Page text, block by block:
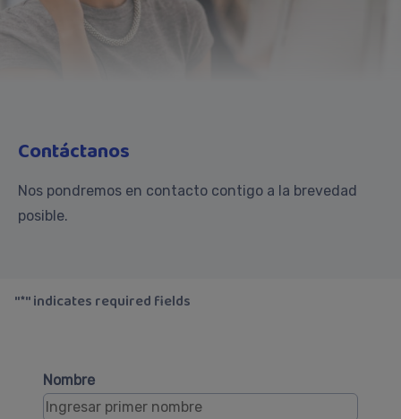
Contáctanos
Nos pondremos en contacto contigo a la brevedad
posible.
"*" indicates required fields
Nombre